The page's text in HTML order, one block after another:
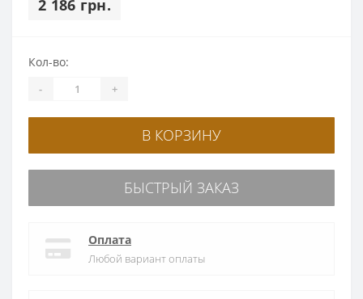
2 186 грн.
Кол-во:
- +
В КОРЗИНУ
БЫСТРЫЙ ЗАКАЗ
Оплата
Любой вариант оплаты